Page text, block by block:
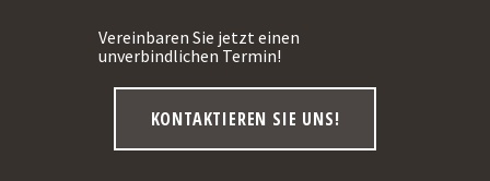
Vereinbaren Sie jetzt einen
unverbindlichen Termin!
KONTAKTIEREN SIE UNS!